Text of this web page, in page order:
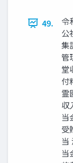
49.
令
公
集
管
堂
付
霊
収
当
受
当
当